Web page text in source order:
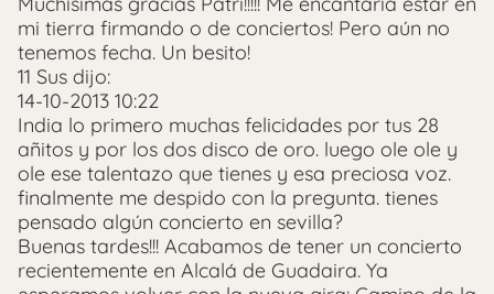
mi tierra firmando o de conciertos! Pero aún no
tenemos fecha. Un besito!
11 Sus dijo:
14-10-2013 10:22
India lo primero muchas felicidades por tus 28
añitos y por los dos disco de oro. luego ole ole y
ole ese talentazo que tienes y esa preciosa voz.
finalmente me despido con la pregunta. tienes
pensado algún concierto en sevilla?
Buenas tardes!!! Acabamos de tener un concierto
recientemente en Alcalá de Guadaira. Ya